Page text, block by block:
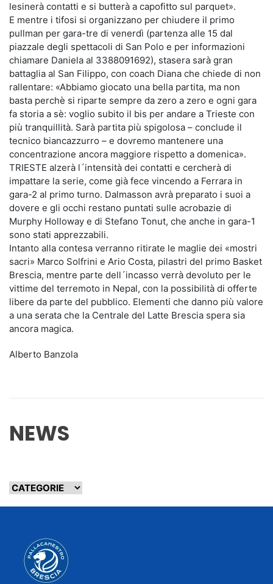
lesinerà contatti e si butterà a capofitto sul parquet».
E mentre i tifosi si organizzano per chiudere il primo
pullman per gara-tre di venerdì (partenza alle 15 dal
piazzale degli spettacoli di San Polo e per informazioni
chiamare Daniela al 3388091692), stasera sarà gran
battaglia al San Filippo, con coach Diana che chiede di non
rallentare: «Abbiamo giocato una bella partita, ma non
basta perchè si riparte sempre da zero a zero e ogni gara
fa storia a sè: voglio subito il bis per andare a Trieste con
più tranquillità. Sarà partita più spigolosa – conclude il
tecnico biancazzurro – e dovremo mantenere una
concentrazione ancora maggiore rispetto a domenica».
TRIESTE alzerà l´intensità dei contatti e cercherà di
impattare la serie, come già fece vincendo a Ferrara in
gara-2 al primo turno. Dalmasson avrà preparato i suoi a
dovere e gli occhi restano puntati sulle acrobazie di
Murphy Holloway e di Stefano Tonut, che anche in gara-1
sono stati apprezzabili.
Intanto alla contesa verranno ritirate le maglie dei «mostri
sacri» Marco Solfrini e Ario Costa, pilastri del primo Basket
Brescia, mentre parte dell´incasso verrà devoluto per le
vittime del terremoto in Nepal, con la possibilità di offerte
libere da parte del pubblico. Elementi che danno più valore
a una serata che la Centrale del Latte Brescia spera sia
ancora magica.
Alberto Banzola
NEWS